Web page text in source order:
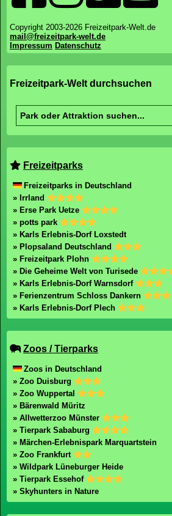
Copyright 2003-2026 Freizeitpark-Welt.de
mail@freizeitpark-welt.de
Impressum Datenschutz
Freizeitpark-Welt durchsuchen
Freizeitparks
Freizeitparks in Deutschland
» Irrland
» Erse Park Uetze
» potts park
» Karls Erlebnis-Dorf Loxstedt
» Plopsaland Deutschland
» Freizeitpark Plohn
» Die Geheime Welt von Turisede
» Karls Erlebnis-Dorf Warnsdorf
» Ferienzentrum Schloss Dankern
» Karls Erlebnis-Dorf Plech
Zoos / Tierparks
Zoos in Deutschland
» Zoo Duisburg
» Zoo Wuppertal
» Bärenwald Müritz
» Allwetterzoo Münster
» Tierpark Sababurg
» Märchen-Erlebnispark Marquartstein
» Zoo Frankfurt
» Wildpark Lüneburger Heide
» Tierpark Essehof
» Skyhunters in Nature